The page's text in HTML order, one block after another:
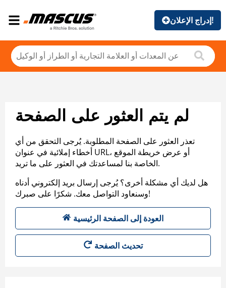
إدراج الإعلان!
لم يتم العثور على الصفحة
تعذر العثور على الصفحة المطلوبة. يُرجى التحقق من أي
أخطاء إملائية في عنوان URL، أو عرض خريطة الموقع
الخاصة بنا لمساعدتك في العثور على ما تريد.
هل لديك أي مشكلة أخرى؟ يُرجى إرسال بريد إلكتروني أدناه
وسنعاود التواصل معك. شكرًا على صبرك!
العودة إلى الصفحة الرئيسية
تحديث الصفحة